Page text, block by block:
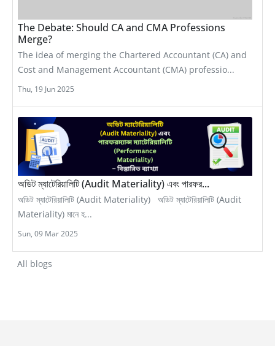
The Debate: Should CA and CMA Professions
Merge?
The idea of merging the Chartered Accountant (CA) and
Cost and Management Accountant (CMA) professio...
Thu, 19 Jun 2025
অডিট ম্যাটেরিয়ালিটি (Audit Materiality) এবং পারফর...
অডিট ম্যাটেরিয়ালিটি (Audit Materiality) অডিট ম্যাটেরিয়ালিটি (Audit
Materiality) মানে হ...
Sun, 09 Mar 2025
All blogs